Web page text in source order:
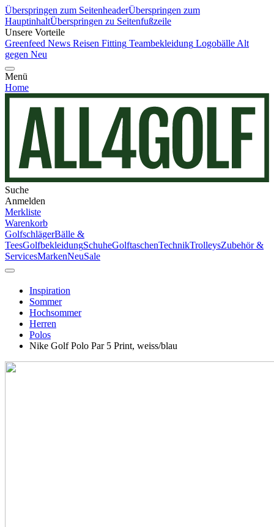
Überspringen zum SeitenheaderÜberspringen zum
HauptinhaltÜberspringen zu Seitenfußzeile
Unsere Vorteile
Greenfeed News Reisen Fitting Teambekleidung Logobälle Alt
gegen Neu
Menü
Home
Suche
Anmelden
Merkliste
Warenkorb
GolfschlägerBälle &
TeesGolfbekleidungSchuheGolftaschenTechnikTrolleysZubehör &
ServicesMarkenNeuSale
Inspiration
Sommer
Hochsommer
Herren
Polos
Nike Golf Polo Par 5 Print, weiss/blau